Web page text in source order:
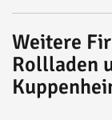
Weitere
Rollladen